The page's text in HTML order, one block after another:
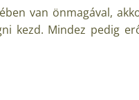
van önmagával,
kezd. Mindez pedig